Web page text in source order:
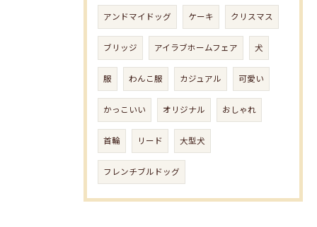
アンドマイドッグ ケーキ クリスマス
ブリッジ アイラブホームフェア 犬
服 わんこ服 カジュアル 可愛い
かっこいい オリジナル おしゃれ
首輪 リード 大型犬
フレンチブルドッグ